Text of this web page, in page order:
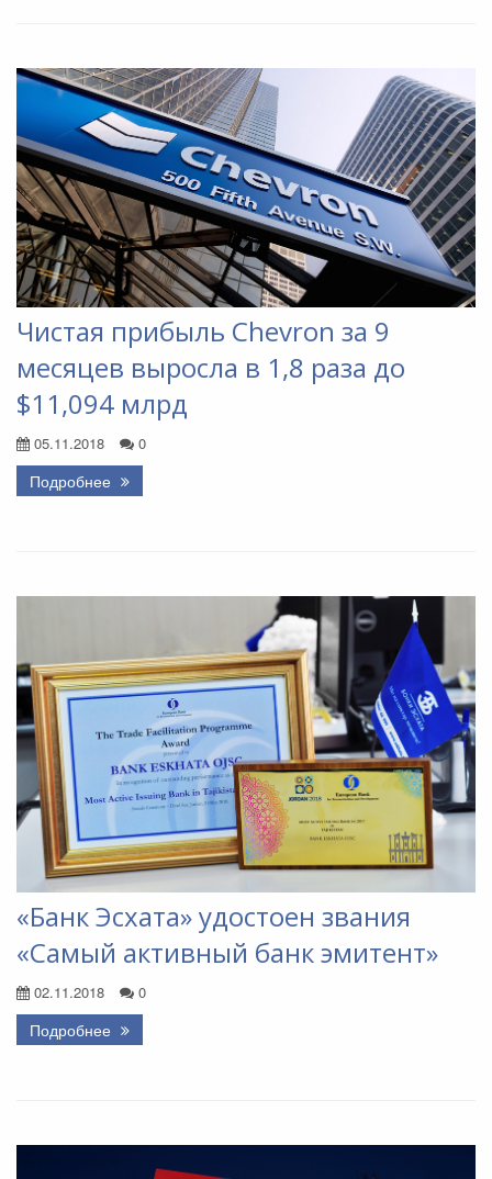
Чистая прибыль Chevron за 9
месяцев выросла в 1,8 раза до
$11,094 млрд
05.11.2018 0
Подробнее
«Банк Эсхата» удостоен звания
«Самый активный банк эмитент»
02.11.2018 0
Подробнее